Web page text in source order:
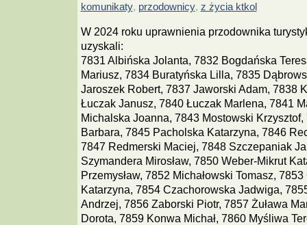
komunikaty, przodownicy, z życia ktkol
W 2024 roku uprawnienia przodownika
uzyskali:
7831 Albińska Jolanta, 7832 Bogdańska
Mariusz, 7834 Buratyńska Lilla, 7835
Jaroszek Robert, 7837 Jaworski Adam, 7838
Łuczak Janusz, 7840 Łuczak Marlena, 7841
Michalska Joanna, 7843 Mostowski
Barbara, 7845 Pacholska Katarzyna, 7846
7847 Redmerski Maciej, 7848 Szczepaniak
Szymandera Mirosław, 7850 Weber-Mikrut
Przemysław, 7852 Michałowski Tomasz,
Katarzyna, 7854 Czachorowska Jadwiga,
Andrzej, 7856 Zaborski Piotr, 7857 Żuława
Dorota, 7859 Konwa Michał, 7860 Myśliwa